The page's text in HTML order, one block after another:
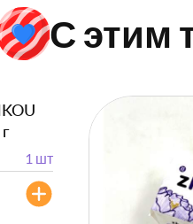
С этим
1 шт